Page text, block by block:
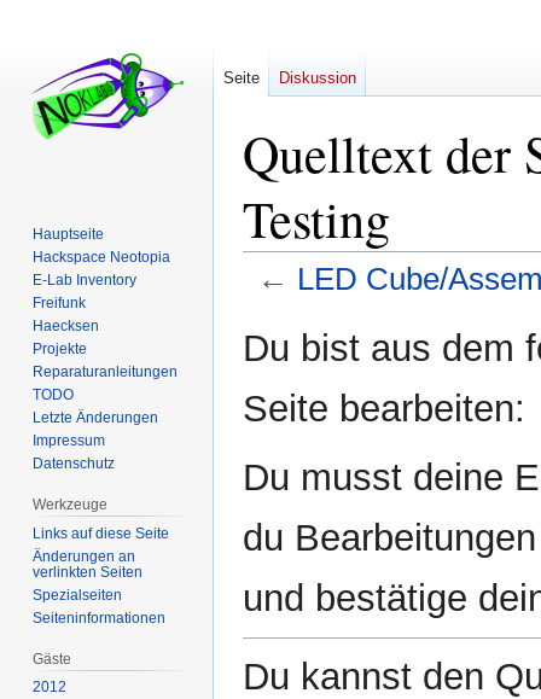
Quelltext der
Testing
← LED Cube/
Navigation
Suche
Du bist aus dem
Seite bearbeiten:
Du musst deine
du
und bestätige
Du kannst den
Seite Diskussion
Hauptseite
Hackspace Neotopia
E-Lab Inventory
Freifunk
Haecksen
Projekte
Reparaturanleitungen
TODO
Letzte Änderungen
Impressum
Datenschutz
Werkzeuge
Links auf diese Seite
Änderungen an
verlinkten Seiten
Spezialseiten
Seiten­­informationen
Gäste
2012